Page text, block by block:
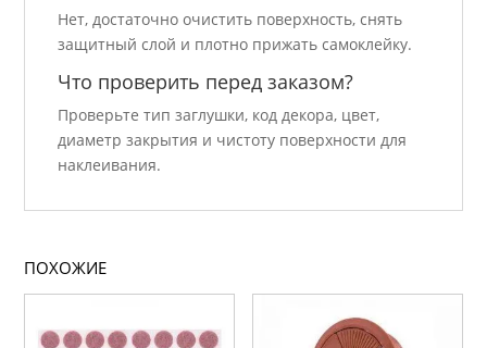
Нет, достаточно очистить поверхность, снять
защитный слой и плотно прижать самоклейку.
Что проверить перед заказом?
Проверьте тип заглушки, код декора, цвет,
диаметр закрытия и чистоту поверхности для
наклеивания.
ПОХОЖИЕ